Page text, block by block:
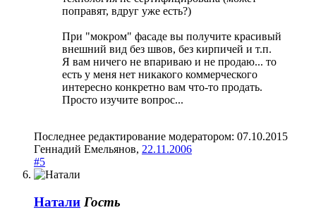
поправят, вдруг уже есть?)
При "мокром" фасаде вы получите красивый
внешний вид без швов, без кирпичей и т.п.
Я вам ничего не впариваю и не продаю... то
есть у меня нет никакого коммерческого
интересно конкретно вам что-то продать.
Просто изучите вопрос...
Последнее редактирование модератором: 07.10.2015
Гeннaдий Емeльянoв, 22.11.2006
#5
Натали Гость